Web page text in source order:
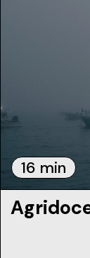
16 min